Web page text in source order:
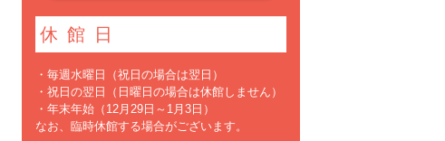
休館日
・毎週水曜日（祝日の場合は翌日）
・祝日の翌日（日曜日の場合は休館しません）
・年末年始（12月29日～1月3日）
なお、臨時休館する場合がございます。